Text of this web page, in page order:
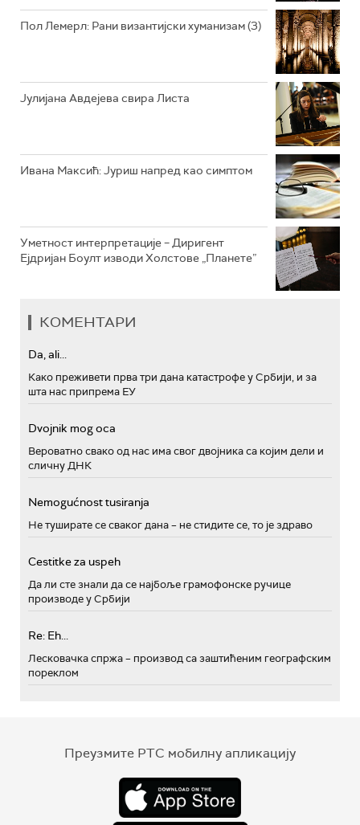
Пол Лемерл: Рани византијски хуманизам (3)
Јулијана Авдејева свира Листа
Ивана Максић: Јуриш напред као симптом
Уметност интерпретације – Диригент
Ејдријан Боулт изводи Холстове „Планете”
КОМЕНТАРИ
Da, ali...
Како преживети прва три дана катастрофе у Србији, и за
шта нас припрема ЕУ
Dvojnik mog oca
Вероватно свако од нас има свог двојника са којим дели и
сличну ДНК
Nemogućnost tusiranja
Не туширате се сваког дана – не стидите се, то је здраво
Cestitke za uspeh
Да ли сте знали да се најбоље грамофонске ручице
производе у Србији
Re: Eh...
Лесковачка спржа – производ са заштићеним географским
пореклом
Преузмите РТС мобилну апликацију